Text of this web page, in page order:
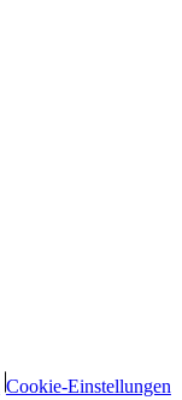
Cookie-Einstellungen